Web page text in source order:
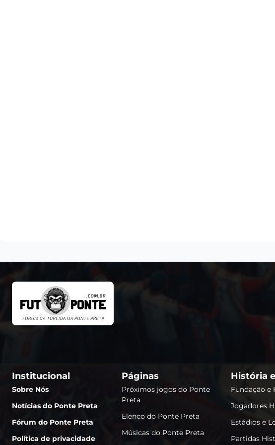
Institucional
Sobre Nós
Notícias do Ponte Preta
Fórum do Ponte Preta
Política de privacidade
Páginas
Próximos jogos do Ponte
Preta
Elenco do Ponte Preta
Músicas do Ponte Preta
História
Fundação e
Jogadores
Estádios e
Partidas